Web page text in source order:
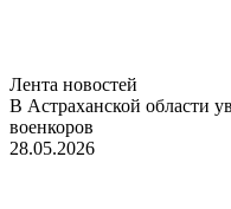
Лента новостей
В Астраханской области
военкоров
28.05.2026